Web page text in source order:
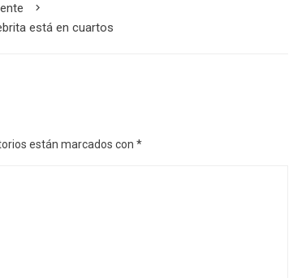
está en cuartos
están marcados con *